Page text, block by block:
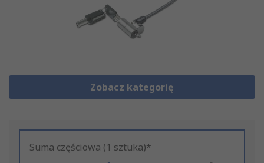
Zobacz kategorię
Suma częściowa (1 sztuka)*